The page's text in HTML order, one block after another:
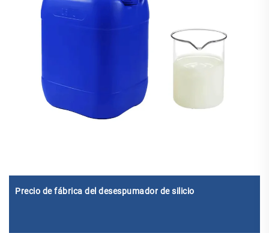
Precio de fábrica del desespumador de silicio